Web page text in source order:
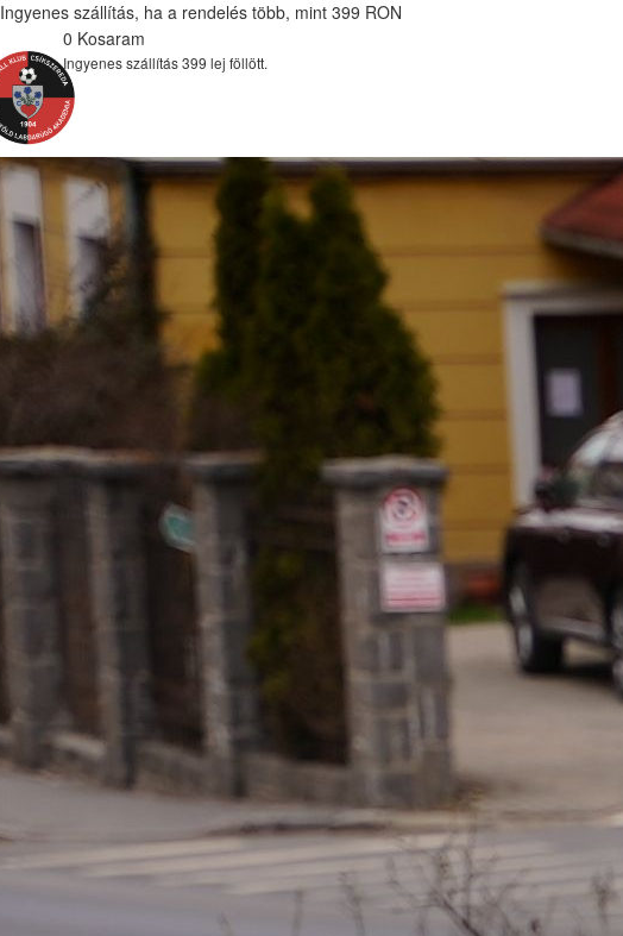
Ingyenes szállítás, ha a rendelés több, mint 399 RON
0 Kosaram
Ingyenes szállítás 399 lej föllött.